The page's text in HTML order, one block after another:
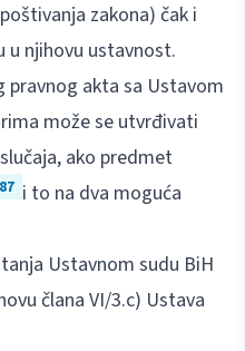
zakona) čak i
u njihovu ustavnost.
pravnog akta sa Ustavom
može se utvrđivati
ako predmet
i to na dva moguća
Ustavnom sudu BiH
člana VI/3.c) Ustava